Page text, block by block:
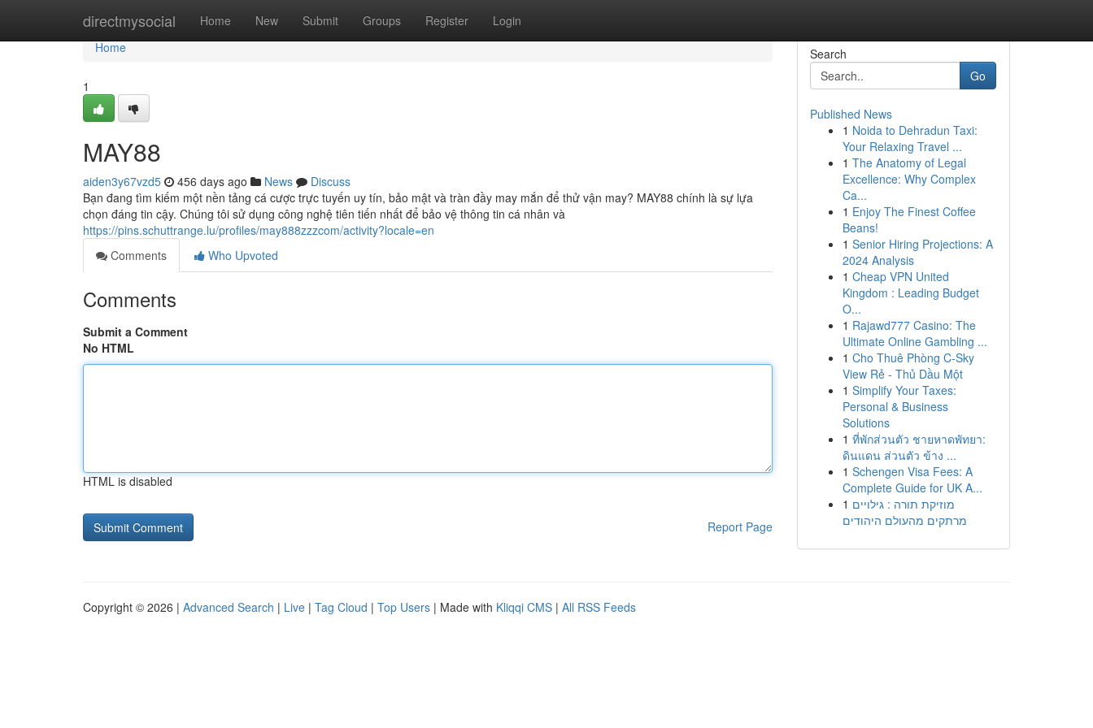
directmysocial Home New Submit Groups Register Login
Home
Home
1
MAY88
aiden3y67vzd5 456 days ago News
Discuss
Bạn đang tìm kiếm một nền tảng cá cược trực tuyến uy tín, bảo mật và tràn đầy may mắn để thử vận may? MAY88 chính là sự lựa
chọn đáng tin cậy. Chúng tôi sử dụng công nghệ tiên tiến nhất để bảo vệ thông tin cá nhân và
https://pins.schuttrange.lu/profiles/may888zzzcom/activity?locale=en
Comments
Who Upvoted
Comments
Submit a Comment
No HTML
HTML is disabled
Report Page
Search
Go
Published News
1 Noida to Dehradun Taxi:
Your Relaxing Travel ...
1 The Anatomy of Legal
Excellence: Why Complex
Ca...
1 Enjoy The Finest Coffee
Beans!
1 Senior Hiring Projections: A
2024 Analysis
1 Cheap VPN United
Kingdom : Leading Budget
O...
1 Rajawd777 Casino: The
Ultimate Online Gambling ...
1 Cho Thuê Phòng C-Sky
View Rẻ - Thủ Dầu Một
1 Simplify Your Taxes:
Personal & Business
Solutions
1 ที่พักส่วนตัว ชายหาดพัทยา:
ดินแดน ส่วนตัว ข้าง ...
1 Schengen Visa Fees: A
Complete Guide for UK A...
1 מוזיקת תורה : גילויים
מרתקים מהעולם היהודים
Copyright © 2026 | Advanced Search | Live | Tag Cloud | Top Users | Made with Kliqqi CMS | All RSS Feeds